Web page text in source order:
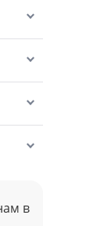
в